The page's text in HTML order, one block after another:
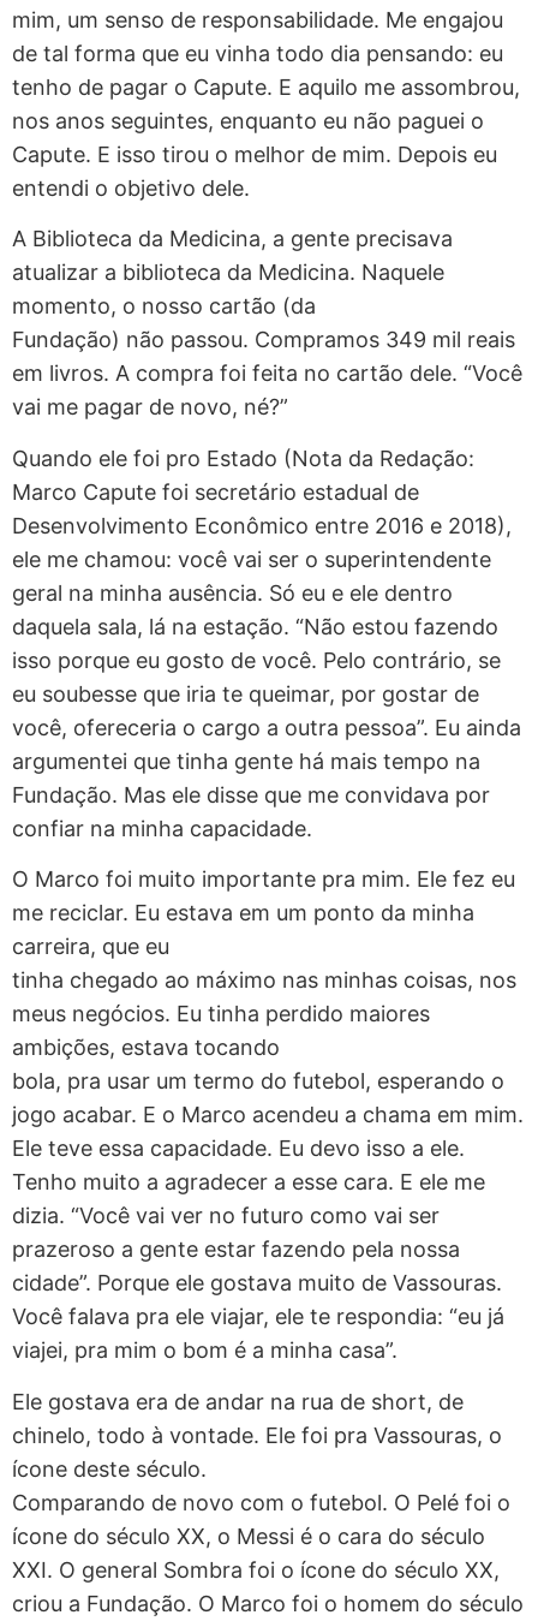
mim, um senso de responsabilidade. Me engajou
de tal forma que eu vinha todo dia pensando: eu
tenho de pagar o Capute. E aquilo me assombrou,
nos anos seguintes, enquanto eu não paguei o
Capute. E isso tirou o melhor de mim. Depois eu
entendi o objetivo dele.
A Biblioteca da Medicina, a gente precisava
atualizar a biblioteca da Medicina. Naquele
momento, o nosso cartão (da
Fundação) não passou. Compramos 349 mil reais
em livros. A compra foi feita no cartão dele. “Você
vai me pagar de novo, né?”
Quando ele foi pro Estado (Nota da Redação:
Marco Capute foi secretário estadual de
Desenvolvimento Econômico entre 2016 e 2018),
ele me chamou: você vai ser o superintendente
geral na minha ausência. Só eu e ele dentro
daquela sala, lá na estação. “Não estou fazendo
isso porque eu gosto de você. Pelo contrário, se
eu soubesse que iria te queimar, por gostar de
você, ofereceria o cargo a outra pessoa”. Eu ainda
argumentei que tinha gente há mais tempo na
Fundação. Mas ele disse que me convidava por
confiar na minha capacidade.
O Marco foi muito importante pra mim. Ele fez eu
me reciclar. Eu estava em um ponto da minha
carreira, que eu
tinha chegado ao máximo nas minhas coisas, nos
meus negócios. Eu tinha perdido maiores
ambições, estava tocando
bola, pra usar um termo do futebol, esperando o
jogo acabar. E o Marco acendeu a chama em mim.
Ele teve essa capacidade. Eu devo isso a ele.
Tenho muito a agradecer a esse cara. E ele me
dizia. “Você vai ver no futuro como vai ser
prazeroso a gente estar fazendo pela nossa
cidade”. Porque ele gostava muito de Vassouras.
Você falava pra ele viajar, ele te respondia: “eu já
viajei, pra mim o bom é a minha casa”.
Ele gostava era de andar na rua de short, de
chinelo, todo à vontade. Ele foi pra Vassouras, o
ícone deste século.
Comparando de novo com o futebol. O Pelé foi o
ícone do século XX, o Messi é o cara do século
XXI. O general Sombra foi o ícone do século XX,
criou a Fundação. O Marco foi o homem do século